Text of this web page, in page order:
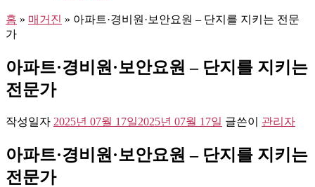
홈 » 매거진 » 아파트·경비원·보안요원 – 단지를 지키는 전문
가
아파트·경비원·보안요원 – 단지를 지키는
전문가
작성일자 2025년 07월 17일2025년 07월 17일 글쓴이 관리자
아파트·경비원·보안요원 – 단지를 지키는
전문가